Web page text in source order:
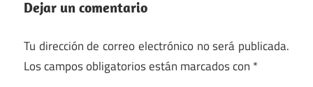
Dejar un comentario
Tu dirección de correo electrónico no será publicada.
Los campos obligatorios están marcados con *